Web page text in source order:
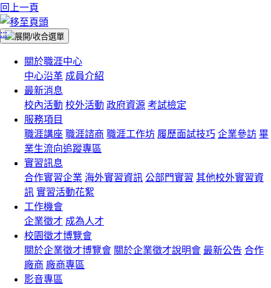
回上一頁
:::
關於職涯中心
中心沿革 成員介紹
最新消息
校內活動 校外活動 政府資源 考試檢定
服務項目
職涯講座 職涯諮商 職涯工作坊 履歷面試技巧 企業參訪 畢
業生流向追蹤專區
實習訊息
合作實習企業 海外實習資訊 公部門實習 其他校外實習資
訊 實習活動花絮
工作機會
企業徵才 成為人才
校園徵才博覽會
關於企業徵才博覽會 關於企業徵才說明會 最新公告 合作
廠商 廠商專區
影音專區